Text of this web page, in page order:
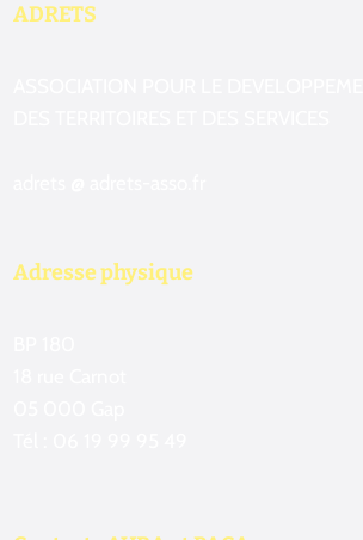
ADRETS
Adresse physique